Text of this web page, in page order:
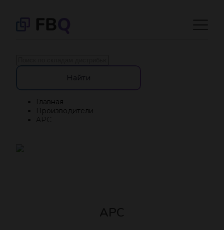
Найти
Главная
Производители
APC
APC